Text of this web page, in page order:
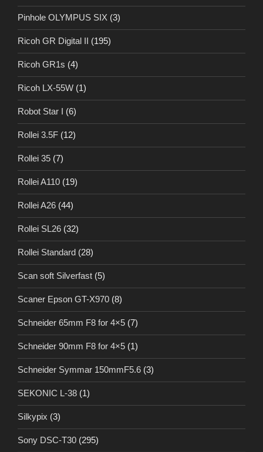
Pinhole OLYMPUS SIX (3)
Ricoh GR Digital II (195)
Ricoh GR1s (4)
Ricoh LX-55W (1)
Robot Star I (6)
Rollei 3.5F (12)
Rollei 35 (7)
Rollei A110 (19)
Rollei A26 (44)
Rollei SL26 (32)
Rollei Standard (28)
Scan soft Silverfast (5)
Scaner Epson GT-X970 (8)
Schneider 65mm F8 for 4×5 (7)
Schneider 90mm F8 for 4×5 (1)
Schneider Symmar 150mmF5.6 (3)
SEKONIC L-38 (1)
Silkypix (3)
Sony DSC-T30 (295)